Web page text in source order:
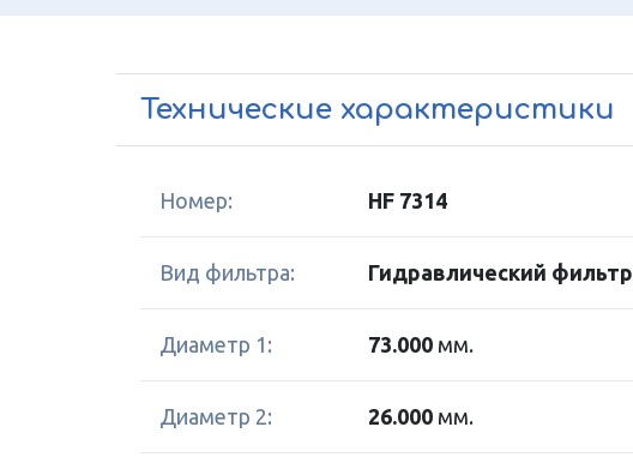
Технические характеристики
Номер: HF 7314
Вид фильтра: Гидравлический фильтр
Диаметр 1: 73.000 мм.
Диаметр 2: 26.000 мм.